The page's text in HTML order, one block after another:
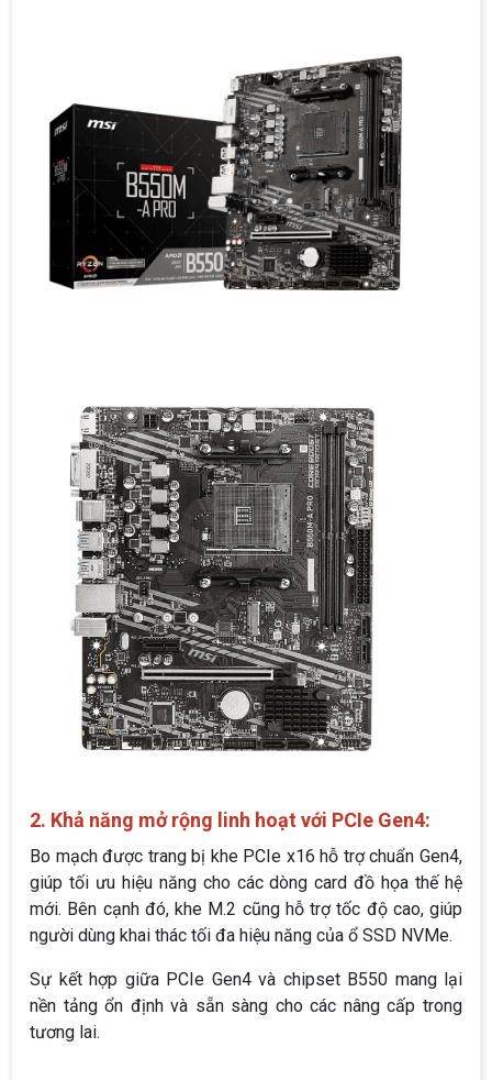
2. Khả năng mở rộng linh hoạt với PCIe Gen4:
Bo mạch được trang bị khe PCIe x16 hỗ trợ chuẩn Gen4,
giúp tối ưu hiệu năng cho các dòng card đồ họa thế hệ
mới. Bên cạnh đó, khe M.2 cũng hỗ trợ tốc độ cao, giúp
người dùng khai thác tối đa hiệu năng của ổ SSD NVMe.
Sự kết hợp giữa PCIe Gen4 và chipset B550 mang lại
nền tảng ổn định và sẵn sàng cho các nâng cấp trong
tương lai.